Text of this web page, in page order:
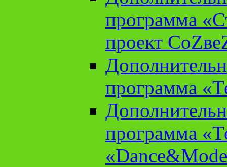
программа
проект
программа
программа